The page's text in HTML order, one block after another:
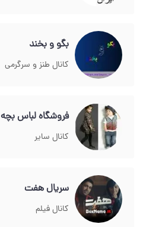
بگو و بخند
کانال طنز و سرگرمی
فروشگاه لباس بچه
کانال سایر
سریال هفت
کانال فیلم